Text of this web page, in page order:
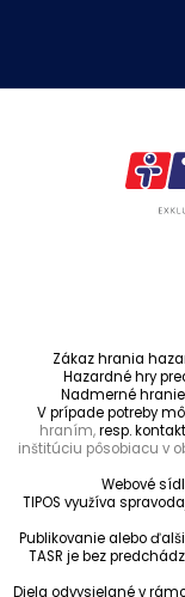
Zákaz hrania
Hazardné hry
Nadmerné
V prípade potreby
hraním,resp.
inštitúciu pôsobiacu v
Webové
TIPOS využíva
Publikovanie alebo
TASR je bez
Diela odvysielané v